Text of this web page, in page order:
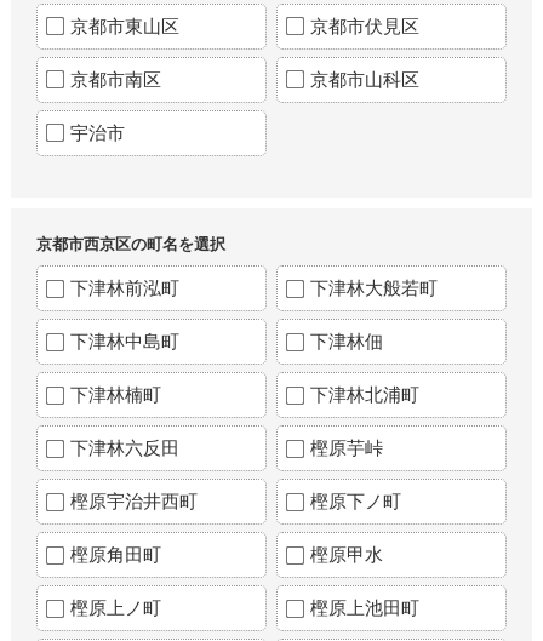
京都市東山区 京都市伏見区
京都市南区 京都市山科区
宇治市
京都市西京区の町名を選択
下津林前泓町 下津林大般若町
下津林中島町 下津林佃
下津林楠町 下津林北浦町
下津林六反田 樫原芋峠
樫原宇治井西町 樫原下ノ町
樫原角田町 樫原甲水
樫原上ノ町 樫原上池田町